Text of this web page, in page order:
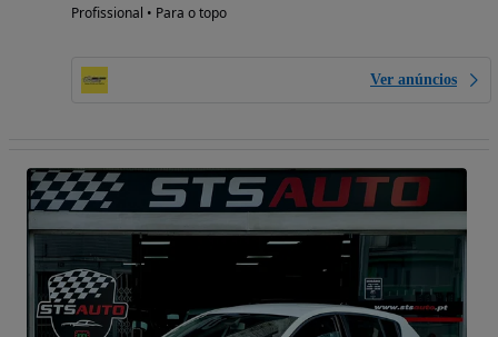
Profissional • Para o topo
Ver anúncios